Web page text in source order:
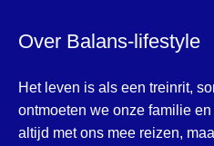
Over Balans-lifestyle
Het leven is als een treinrit,
ontmoeten we onze familie
altijd met ons mee reizen,